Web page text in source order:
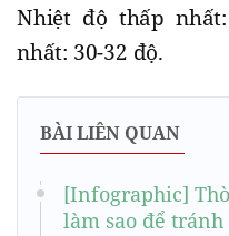
Nhiệt độ thấp
nhất: 30-32 độ.
BÀI LIÊN QUAN
[Infographic]
làm sao để tránh